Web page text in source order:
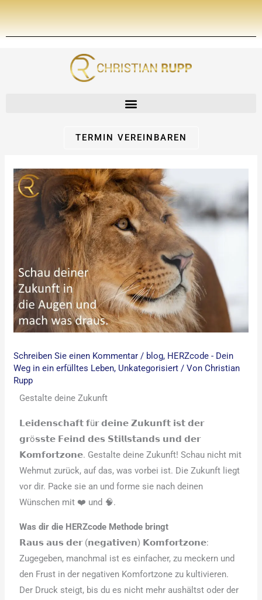
springen
TERMIN VEREINBAREN
Schreiben Sie einen Kommentar / blog, HERZcode - Dein
Weg in ein erfülltes Leben, Unkategorisiert / VonChristian
Rupp
Gestalte deine Zukunft
𝗟𝗲𝗶𝗱𝗲𝗻𝘀𝗰𝗵𝗮𝗳𝘁 𝗳ü𝗿 𝗱𝗲𝗶𝗻𝗲 𝗭𝘂𝗸𝘂𝗻𝗳𝘁 𝗶𝘀𝘁 𝗱𝗲𝗿
𝗴𝗿ö𝘀𝘀𝘁𝗲 𝗙𝗲𝗶𝗻𝗱 𝗱𝗲𝘀 𝗦𝘁𝗶𝗹𝗹𝘀𝘁𝗮𝗻𝗱𝘀 𝘂𝗻𝗱 𝗱𝗲𝗿
𝗞𝗼𝗺𝗳𝗼𝗿𝘁𝘇𝗼𝗻𝗲. Gestalte deine Zukunft! Schau nicht mit
Wehmut zurück, auf das, was vorbei ist. Die Zukunft liegt
vor dir. Packe sie an und forme sie nach deinen
Wünschen mit ❤️ und 🧠.
Was dir die HERZcode Methode bringt
𝗥𝗮𝘂𝘀 𝗮𝘂𝘀 𝗱𝗲𝗿 (𝗻𝗲𝗴𝗮𝘁𝗶𝘃𝗲𝗻) 𝗞𝗼𝗺𝗳𝗼𝗿𝘁𝘇𝗼𝗻𝗲:
Zugegeben, manchmal ist es einfacher, zu meckern und
den Frust in der negativen Komfortzone zu kultivieren.
Der Druck steigt, bis du es nicht mehr aushältst oder der